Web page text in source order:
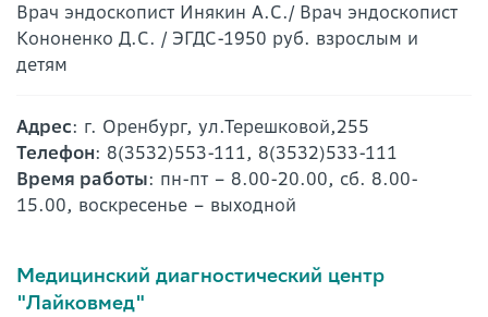
Врач эндоскопист Инякин А.С./ Врач эндоскопист
Кононенко Д.С. / ЭГДС-1950 руб. взрослым и
детям
Адрес: г. Оренбург, ул.Терешковой,255
Телефон: 8(3532)553-111, 8(3532)533-111
Время работы: пн-пт – 8.00-20.00, сб. 8.00-
15.00, воскресенье – выходной
Медицинский диагностический центр
"Лайковмед"